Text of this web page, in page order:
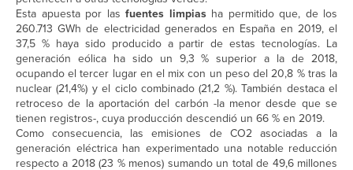
Esta apuesta por las fuentes limpiasha permitido que, de los
260.713 GWh de electricidad generados en España en 2019, el
37,5 % haya sido producido a partir de estas tecnologías. La
generación eólica ha sido un 9,3 % superior a la de 2018,
ocupando el tercer lugar en el mix con un peso del 20,8 % tras la
nuclear (21,4%) y el ciclo combinado (21,2 %). También destaca el
retroceso de la aportación del carbón -la menor desde que se
tienen registros-, cuya producción descendió un 66 % en 2019.
Como consecuencia, las emisiones de CO2 asociadas a la
generación eléctrica han experimentado una notable reducción
respecto a 2018 (23 % menos) sumando un total de 49,6 millones